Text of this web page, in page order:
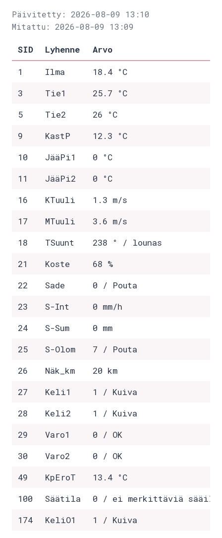
Päivitetty: 2026-08-09 13:10
Mitattu: 2026-08-09 13:09
SID Lyhenne
Arvo
1
Ilma
18.4 °C
3
Tie1
25.7 °C
5
Tie2
26 °C
9
KastP
12.3 °C
10
JääPi1
0 °C
11
JääPi2
0 °C
16
KTuuli
1.3 m/s
17
MTuuli
3.6 m/s
18
TSuunt
238 ° / lounas
21
Koste
68 %
22
Sade
0 / Pouta
23
S-Int
0 mm/h
24
S-Sum
0 mm
25
S-Olom
7 / Pouta
26
Näk_km
20 km
27
Keli1
1 / Kuiva
28
Keli2
1 / Kuiva
29
Varo1
0 / OK
30
Varo2
0 / OK
49
KpEroT
13.4 °C
100
Säätila
0 / ei merkittäviä
174
KeliO1
1 / Kuiva